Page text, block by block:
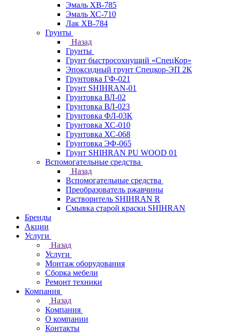
Эмаль ХВ-785
Эмаль ХС-710
Лак ХВ-784
Грунты
Назад
Грунты
Грунт быстросохнущий «СпецКор»
Эпоксидный грунт Спецкор-ЭП 2К
Грунтовка ГФ-021
Грунт SHIHRAN-01
Грунтовка ВЛ-02
Грунтовка ВЛ-023
Грунтовка ФЛ-03К
Грунтовка ХС-010
Грунтовка ХС-068
Грунтовка ЭФ-065
Грунт SHIHRAN PU WOOD 01
Вспомогательные средства
Назад
Вспомогательные средства
Преобразователь ржавчины
Растворитель SHIHRAN R
Смывка старой краски SHIHRAN
Бренды
Акции
Услуги
Назад
Услуги
Монтаж оборудования
Сборка мебели
Ремонт техники
Компания
Назад
Компания
О компании
Контакты